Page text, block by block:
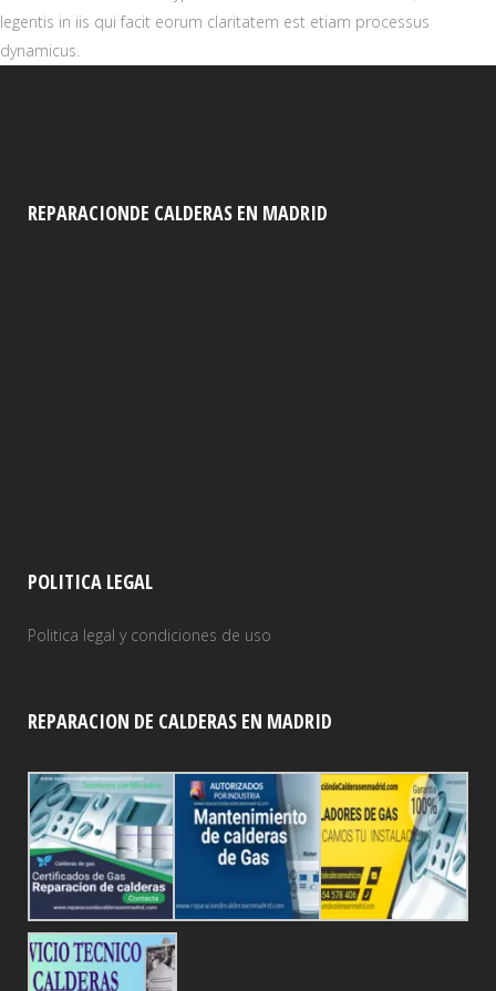
legentis in iis qui facit eorum claritatem est etiam processus
dynamicus.
REPARACIONDE CALDERAS EN MADRID
POLITICA LEGAL
Politica legal y condiciones de uso
REPARACION DE CALDERAS EN MADRID